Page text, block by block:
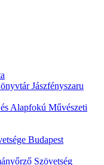
Jászfényszaru
Alapfokú Művészeti
Budapest
Szövetség